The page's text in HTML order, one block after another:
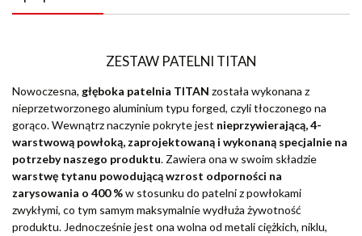
ZESTAW PATELNI TITAN
Nowoczesna, głęboka patelnia TITAN została wykonana z
nieprzetworzonego aluminium typu forged, czyli tłoczonego na
gorąco. Wewnątrz naczynie pokryte jest nieprzywierającą, 4-
warstwową powłoką, zaprojektowaną i wykonaną specjalnie na
potrzeby naszego produktu. Zawiera ona w swoim składzie
warstwę tytanu powodującą wzrost odporności na
zarysowania o 400 %w stosunku do patelni z powłokami
zwykłymi, co tym samym maksymalnie wydłuża żywotność
produktu. Jednocześnie jest ona wolna od metali ciężkich, niklu,